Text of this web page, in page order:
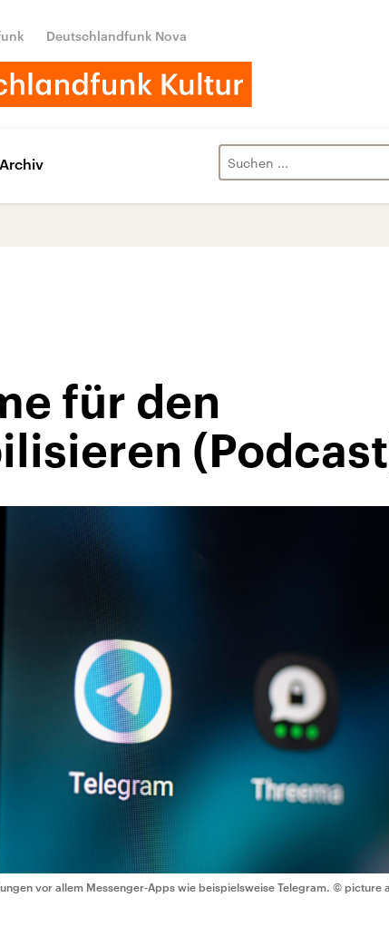
Deutschlandfunk Nova
Archiv
für den
vor allem Messenger-Apps wie beispielsweise Telegram. © picture